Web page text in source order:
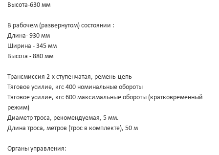
Высота-630 мм
В рабочем (развернутом) состоянии :
Длина- 930 мм
Ширина - 345 мм
Высота - 880 мм
Трансмиссия 2-х ступенчатая, ремень-цепь
Тяговое усилие, кгс 400 номинальные обороты
Тяговое усилие, кгс 600 максимальные обороты (кратковременный
режим)
Диаметр троса, рекомендуемая, 5 мм.
Длина троса, метров (трос в комплекте), 50 м
Органы управления: